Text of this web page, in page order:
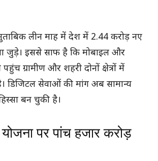
लीन माह में देश में 2.44 करोड़ नए
जुड़े। इससे साफ है कि मोबाइल और
ग्रामीण और शहरी दोनों क्षेत्रों में
डिजिटल सेवाओं की मांग अब सामान्य
बन चुकी है।
पर पांच हजार करोड़